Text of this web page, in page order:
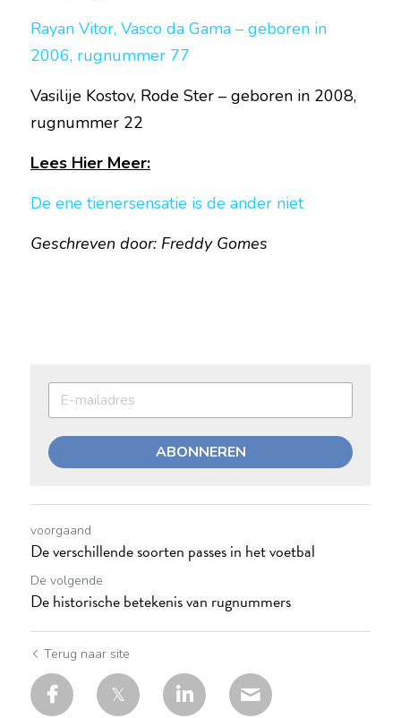
Rayan Vitor, Vasco da Gama – geboren in
2006, rugnummer 77
Vasilije Kostov, Rode Ster – geboren in 2008,
rugnummer 22
Lees Hier Meer:
De ene tienersensatie is de ander niet
Geschreven door: Freddy Gomes
ABONNEREN
voorgaand
De verschillende soorten passes in het voetbal
De volgende
De historische betekenis van rugnummers
Terug naar site